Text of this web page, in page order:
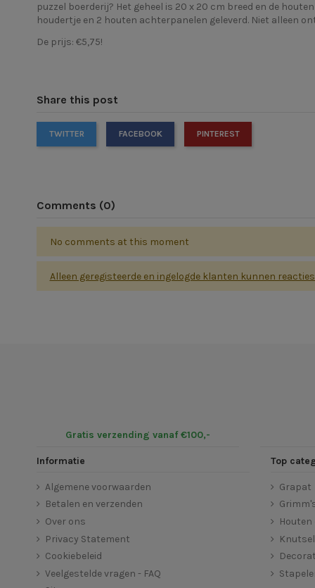
puzzel boerderij? Het geheel is 20 x 20 cm breed en de
houdertje en 2 houten achterpanelen geleverd. Niet alleen
De prijs: €5,75!
Share this post
TWITTER FACEBOOK PINTEREST
Comments (0)
No comments at this moment
Alleen geregisteerde en ingelogde klanten kunnen
Gratis verzending vanaf €100,-
Informatie
Algemene voorwaarden
Betalen en verzenden
Over ons
Privacy Statement
Cookiebeleid
Veelgestelde vragen - FAQ
Top
Grapat
Houten